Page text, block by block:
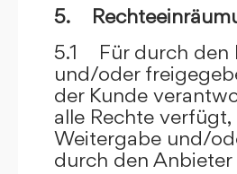
5.
5.1 Für durch den
und/oder
der Kunde
alle Rechte
Weitergabe und/
durch den